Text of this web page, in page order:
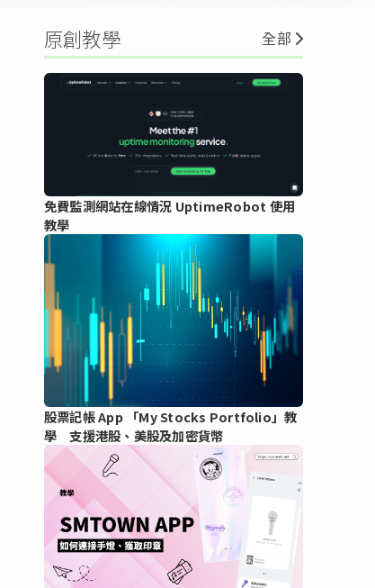
原創教學 全部
免費監測網站在線情況 UptimeRobot 使用
教學
股票記帳 App 「My Stocks Portfolio」教
學 支援港股、美股及加密貨幣